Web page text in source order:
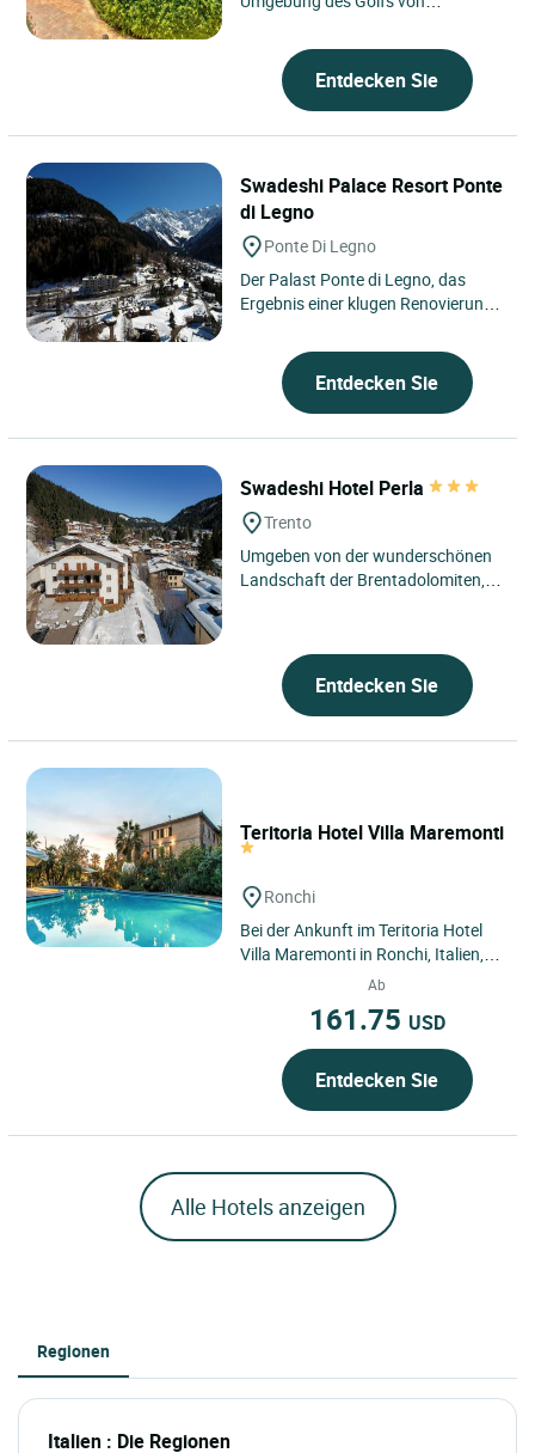
den berühmten Stränden der Costa
Smeralda...Entdecken Sie
Swadeshi Palace Resort Ponte
di Legno
Ponte Di Legno
Der Palast Ponte di Legno, das
Ergebnis einer klugen Renovierung
heute ein moderner Urlaubsort,...
Entdecken Sie
Swadeshi Hotel Perla
Trento
Umgeben von der wunderschönen
Landschaft der Brentadolomiten,
Entdecken Sie
Teritoria Hotel Villa Maremonti
Ronchi
Bei der Ankunft im Teritoria Hotel
Villa Maremonti in Ronchi, Italien,
entdecken Sie ein Hotel in Ronchi,
Ab
161.75 USD
Entdecken Sie
Alle Hotels anzeigen
Regionen
Italien : Die Regionen